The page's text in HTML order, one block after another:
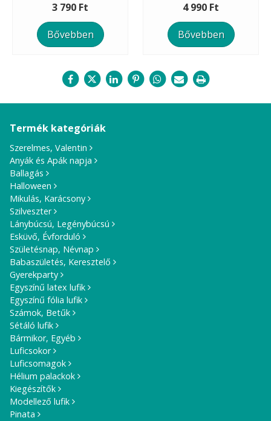
3 790 Ft
Bővebben
4 990 Ft
Bővebben
Termék kategóriák
Szerelmes, Valentin
Anyák és Apák napja
Ballagás
Halloween
Mikulás, Karácsony
Szilveszter
Lánybúcsú, Legénybúcsú
Esküvő, Évforduló
Születésnap, Névnap
Babaszületés, Keresztelő
Gyerekparty
Egyszínű latex lufik
Egyszínű fólia lufik
Számok, Betűk
Sétáló lufik
Bármikor, Egyéb
Luficsokor
Luficsomagok
Hélium palackok
Kiegészítők
Modellező lufik
Pinata